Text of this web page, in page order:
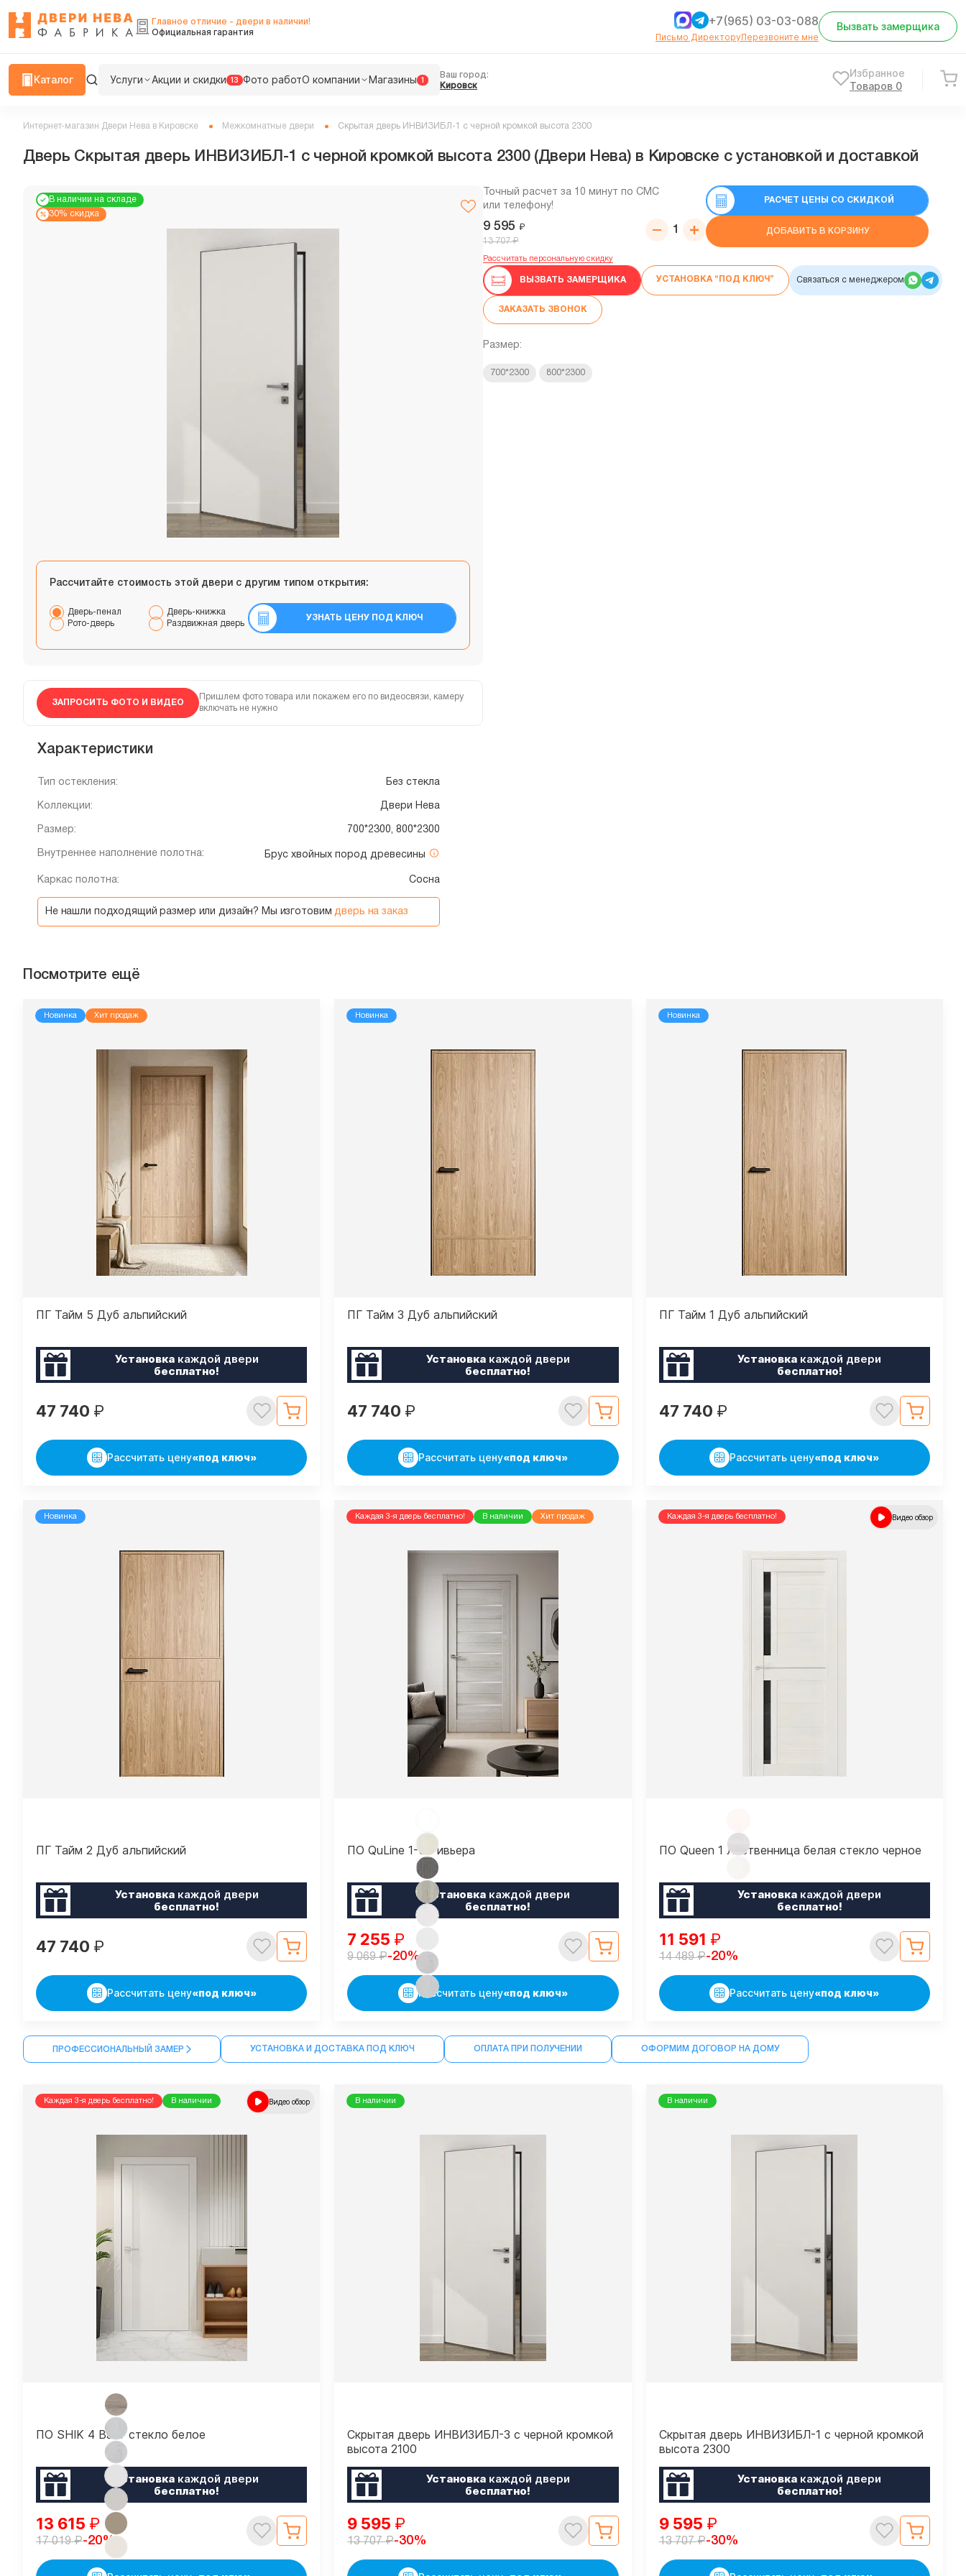
Главное отличие - двери в наличии!
Официальная гарантия
+7(965) 03-03-088
Письмо ДиректоруПерезвоните мне
Вызвать замерщика
Каталог Услуги Акции и скидки 13 Фото работО компании Магазины 1
Ваш город:
Кировск
Избранное
Товаров 0
Интернет-магазин Двери Нева в Кировске Межкомнатные двери Скрытая дверь ИНВИЗИБЛ-1 с черной кромкой высота 2300
Дверь Скрытая дверь ИНВИЗИБЛ-1 с черной кромкой высота 2300 (Двери Нева) в Кировске с установкой и доставкой
В наличии на складе
30% скидка
Рассчитайте стоимость этой двери с другим типом открытия:
Дверь-пенал
Дверь-книжка
Рото-дверь
Раздвижная дверь
УЗНАТЬ ЦЕНУ ПОД КЛЮЧ
ЗАПРОСИТЬ ФОТО И ВИДЕО
Пришлем фото товара или покажем его по видеосвязи, камеру
включать не нужно
Характеристики
Тип остекления: Без стекла
Коллекции: Двери Нева
Размер: 700*2300, 800*2300
Внутреннее наполнение полотна: Брус хвойных пород древесины
Каркас полотна: Сосна
Не нашли подходящий размер или дизайн? Мы изготовимдверь на заказ
Точный расчет за 10 минут по СМС
или телефону!
9 595 ₽
13 707₽
РАСЧЕТ ЦЕНЫ СО СКИДКОЙ
ДОБАВИТЬ В КОРЗИНУ
Рассчитать персональную скидку
ВЫЗВАТЬ ЗАМЕРЩИКА УСТАНОВКА “ПОД КЛЮЧ” Связаться с менеджером
ЗАКАЗАТЬ ЗВОНОК
Размер:
700*2300 800*2300
Посмотрите ещё
Новинка Хит продаж
ПГ Тайм 5 Дуб альпийский
Установкакаждой двери
бесплатно!
47 740 ₽
Рассчитать цену«под ключ»
Новинка
ПГ Тайм 3 Дуб альпийский
Установкакаждой двери
бесплатно!
47 740 ₽
Рассчитать цену«под ключ»
Новинка
ПГ Тайм 1 Дуб альпийский
Установка каждой двери
бесплатно!
47 740 ₽
Рассчитать цену«под ключ»
Новинка
ПГ Тайм 2 Дуб альпийский
Установкакаждой двери
бесплатно!
47 740 ₽
Рассчитать цену«под ключ»
Каждая 3-я дверь бесплатно! В наличии Хит продаж
ПО QuLine 1-5 Ривьера
Установкакаждой двери
бесплатно!
7 255 ₽
9 069₽-20%
Рассчитать цену«под ключ»
Каждая 3-я дверь бесплатно! Видео обзор
ПО Queen 1 Лиственница белая стекло черное
Установка каждой двери
бесплатно!
11 591 ₽
14 489₽-20%
Рассчитать цену«под ключ»
ПРОФЕССИОНАЛЬНЫЙ ЗАМЕР УСТАНОВКА И ДОСТАВКА ПОД КЛЮЧ ОПЛАТА ПРИ ПОЛУЧЕНИИ ОФОРМИМ ДОГОВОР НА ДОМУ
Каждая 3-я дверь бесплатно! В наличии Видео обзор
ПО SHIK 4 Вайт стекло белое
Установкакаждой двери
бесплатно!
13 615 ₽
17 019₽-20%
В наличии
Скрытая дверь ИНВИЗИБЛ-3 с черной кромкой
высота 2100
Установкакаждой двери
бесплатно!
9 595 ₽
13 707₽-30%
В наличии
Скрытая дверь ИНВИЗИБЛ-1 с черной кромкой
высота 2300
Установка каждой двери
бесплатно!
9 595 ₽
13 707₽-30%